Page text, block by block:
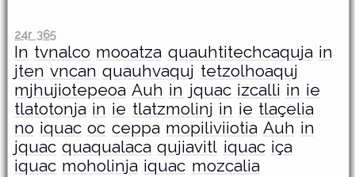
24r 365
In tvnalco mooatza quauhtitechcaquja in
jten vncan quauhvaquj tetzolhoaquj
mjhujiotepeoa Auh in jquac izcalli in ie
tlatotonja in ie tlatzmolinj in ie tlaçelia
no iquac oc ceppa mopiliviiotia Auh in
jquac quaqualaca qujiavitl iquac iça
iquac moholinja iquac mozcalia